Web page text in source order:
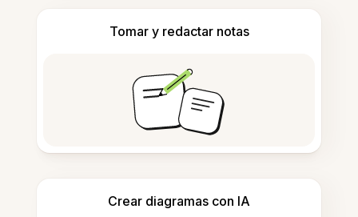
Tomar y redactar notas
Crear diagramas con IA